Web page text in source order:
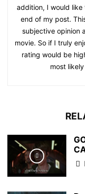
addition, I would
end of my post.
subjective opinion
movie. So if I truly
rating would be
most